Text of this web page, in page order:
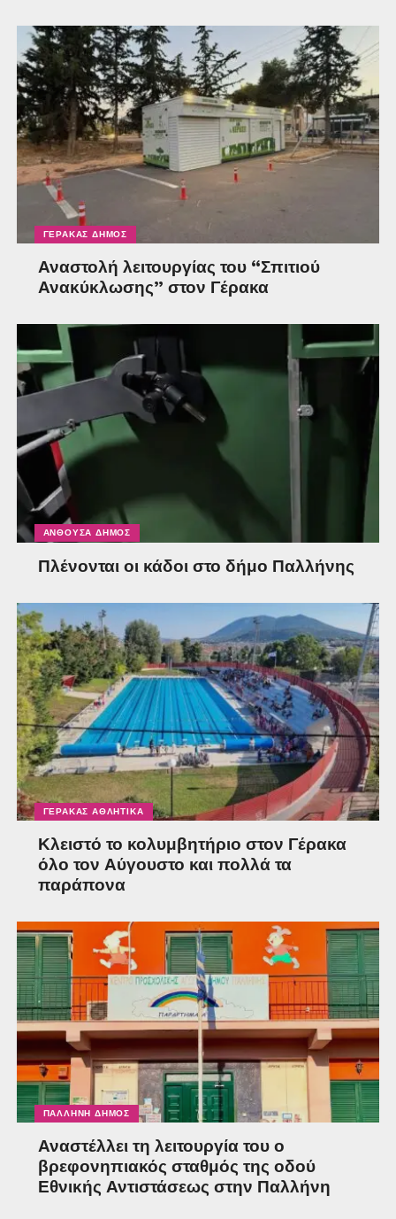
ΓΈΡΑΚΑΣ ΔΉΜΟΣ
Αναστολή λειτουργίας του “Σπιτιού
Ανακύκλωσης” στον Γέρακα
ΑΝΘΟΎΣΑ ΔΉΜΟΣ
Πλένονται οι κάδοι στο δήμο Παλλήνης
ΓΈΡΑΚΑΣ ΑΘΛΗΤΙΚΆ
Κλειστό το κολυμβητήριο στον Γέρακα
όλο τον Αύγουστο και πολλά τα
παράπονα
ΠΑΛΛΉΝΗ ΔΉΜΟΣ
Αναστέλλει τη λειτουργία του ο
βρεφονηπιακός σταθμός της οδού
Εθνικής Αντιστάσεως στην Παλλήνη